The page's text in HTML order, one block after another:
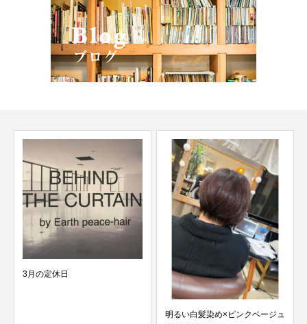
3月の定休日
明るい白髪染め×ピンクベージュ